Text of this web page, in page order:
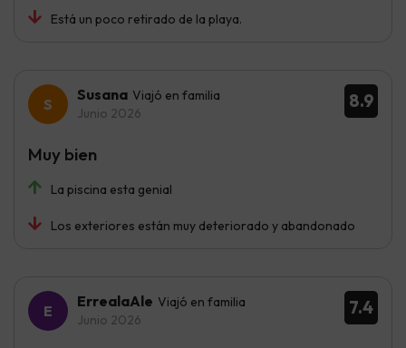
Está un poco retirado de la playa.
8.9
Susana Viajó en familia
Junio 2026
La piscina esta genial
Los exteriores están muy deteriorado y abandonado
Muy bien
7.4
ErrealaAle Viajó en familia
Junio 2026